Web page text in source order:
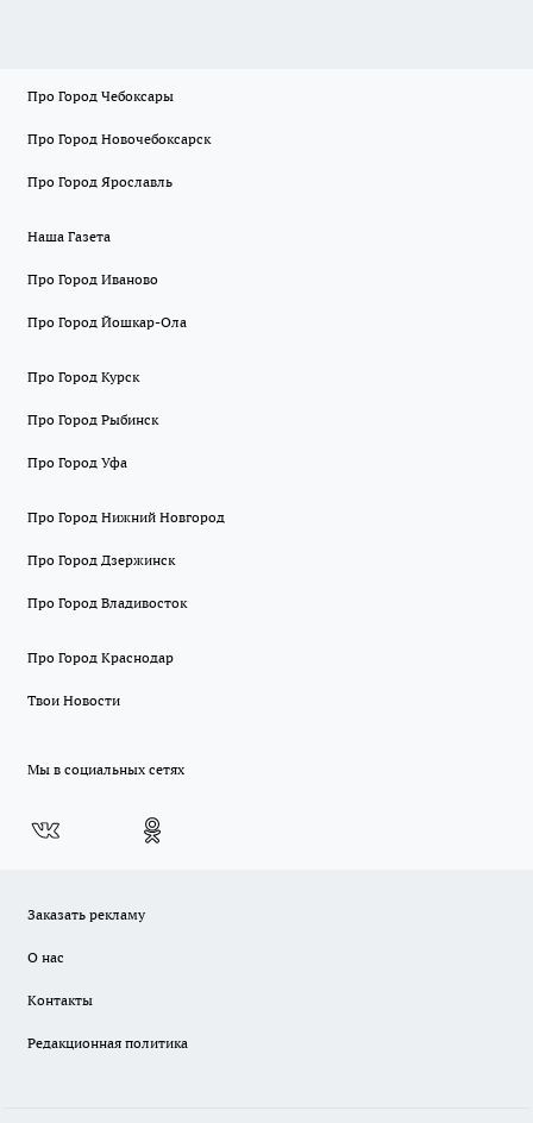
Про Город Чебоксары
Про Город Новочебоксарск
Про Город Ярославль
Наша Газета
Про Город Иваново
Про Город Йошкар-Ола
Про Город Курск
Про Город Рыбинск
Про Город Уфа
Про Город Нижний Новгород
Про Город Дзержинск
Про Город Владивосток
Про Город Краснодар
Твои Новости
Мы в социальных сетях
Заказать рекламу
О нас
Контакты
Редакционная политика